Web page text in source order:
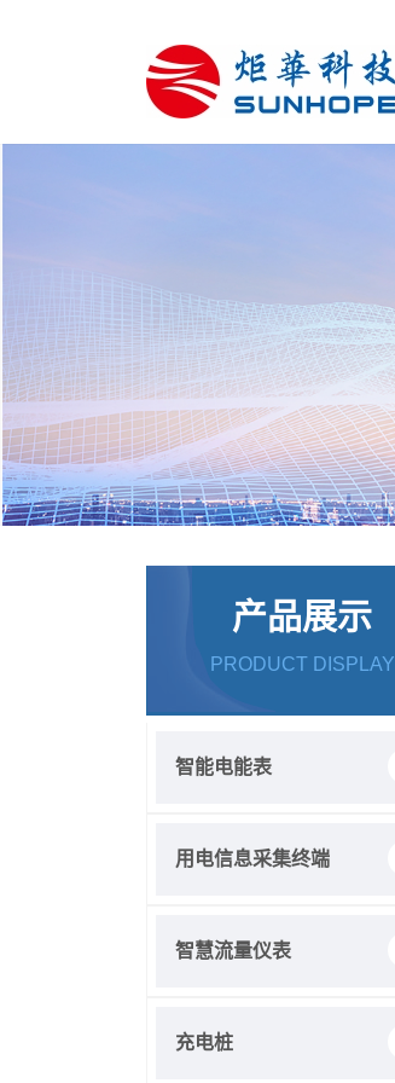
产品展示
PRODUCT DISPLAY
智能电能表
用电信息采集终端
智慧流量仪表
充电桩